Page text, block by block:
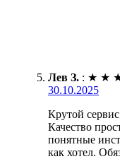
Лев З. : ★ ★
30.10.2025
Крутой
Качество
понятные
как хотел.